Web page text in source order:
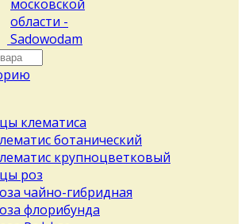
клематиса
ботанический
крупноцветковый
роз
чайно-гибридная
флорибунда